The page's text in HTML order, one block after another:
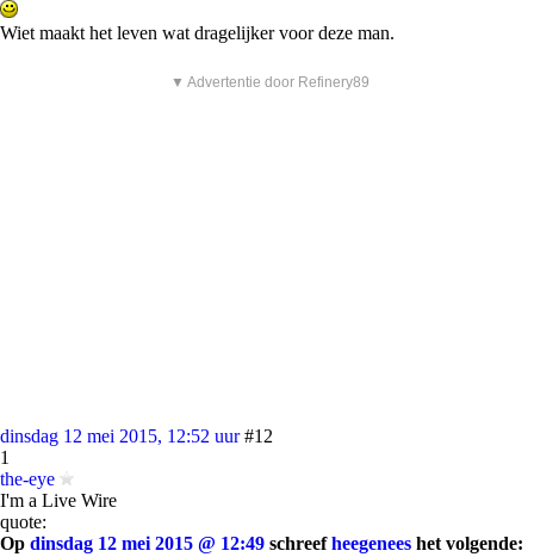
Wiet maakt het leven wat dragelijker voor deze man.
▼ Advertentie door Refinery89
dinsdag 12 mei 2015, 12:52 uur #12
1
the-eye
I'm a Live Wire
quote:
Op dinsdag 12 mei 2015 @ 12:49 schreefheegenees het volgende: